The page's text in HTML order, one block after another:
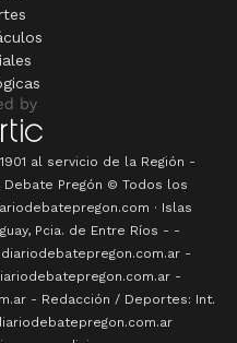
al servicio de la Región -
Debate Pregón © Todos los
· Islas
, Pcia. de Entre Ríos - -
-
-
- Redacción / Deportes: Int.